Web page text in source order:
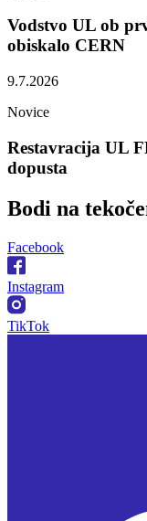
Vodstvo UL ob
obiskalo CERN
9.7.2026
Novice
Restavracija UL
dopusta
Bodi na
Facebook
Instagram
TikTok